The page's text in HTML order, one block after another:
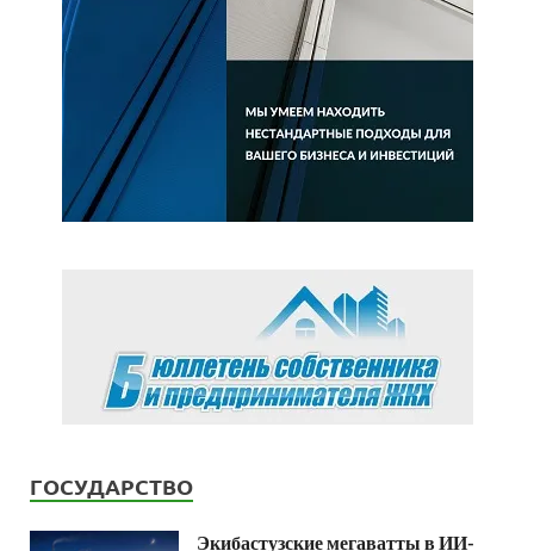
ГОСУДАРСТВО
Экибастузские мегаватты в ИИ-